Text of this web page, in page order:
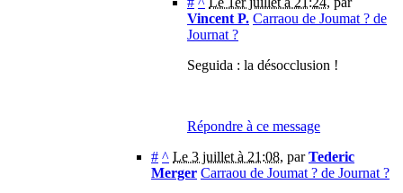
Vincent P. Carraou de Joumat ? de
Journat ?
Seguida : la désocclusion !
Répondre à ce message
# ^ Le 3 juillet à 21:08, parTederic
Merger Carraou de Joumat ? de Journat ?